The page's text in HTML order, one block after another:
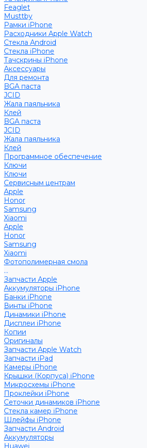
Feaglet
Musttby
Рамки iPhone
Расходники Apple Watch
Стекла Android
Стекла iPhone
Тачскрины iPhone
Аксессуары
Для ремонта
BGA паста
JCID
Жала паяльника
Клей
BGA паста
JCID
Жала паяльника
Клей
Программное обеспечение
Ключи
Ключи
Сервисным центрам
Apple
Honor
Samsung
Xiaomi
Apple
Honor
Samsung
Xiaomi
Фотополимерная смола
...
Запчасти Apple
Аккумуляторы iPhone
Банки iPhone
Винты iPhone
Динамики iPhone
Дисплеи iPhone
Копии
Оригиналы
Запчасти Apple Watch
Запчасти iPad
Камеры iPhone
Крышки (Корпуса) iPhone
Микросхемы iPhone
Проклейки iPhone
Сеточки динамиков iPhone
Стекла камер iPhone
Шлейфы iPhone
Запчасти Android
Аккумуляторы
Huawei